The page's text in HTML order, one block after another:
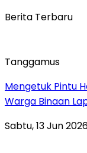
Berita Terbaru
Tanggamus
Mengetuk Pintu
Warga Binaan
Sabtu, 13 Jun